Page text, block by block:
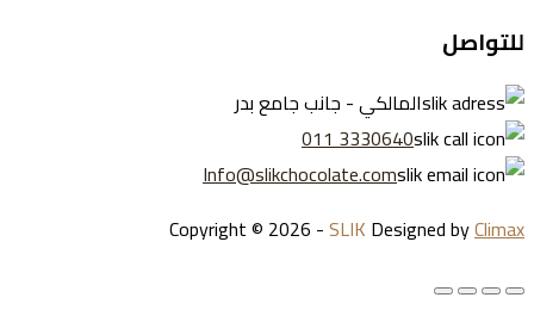
للتواصل
المالكي - جانب جامع بدر
3330640 011
Info@slikchocolate.com
Copyright © 2026 -SLIK Designed byClimax